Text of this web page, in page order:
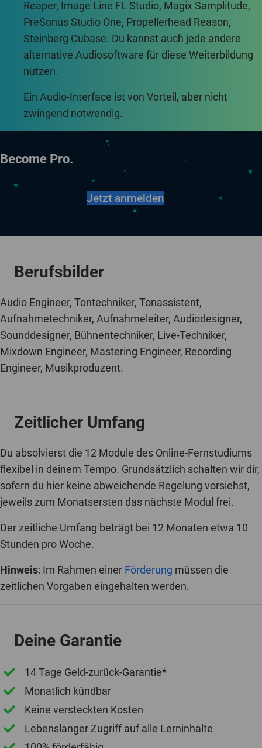
PreSonus Studio One, Propellerhead Reason,
Steinberg Cubase. Du kannst auch jede andere
alternative Audiosoftware für diese Weiterbildung
nutzen.
zwingend notwendig.
Jetzt anmelden
Aufnahmetechniker, Aufnahmeleiter, Audiodesigner,
Sounddesigner, Bühnentechniker, Live-Techniker,
Mixdown Engineer, Mastering Engineer, Recording
Engineer, Musikproduzent.
flexibel in deinem Tempo. Grundsätzlich schalten wir dir,
sofern du hier keine abweichende Regelung vorsiehst,
jeweils zum Monatsersten das nächste Modul frei.
Stunden pro Woche.
zeitlichen Vorgaben eingehalten werden.
Monatlich kündbar
Keine versteckten Kosten
Lebenslanger Zugriff auf alle Lerninhalte
100% förderfähig